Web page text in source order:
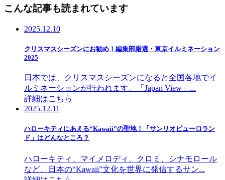
こんな記事も読まれています
2025.12.10
クリスマスシーズンにお勧め！編集部厳選・東京イルミネーション
2025
日本では、クリスマスシーズンになると全国各地でイ
ルミネーションが行われます。「Japan View」...
詳細はこちら
2025.12.11
ハローキティにあえる“Kawaii”の聖地！「サンリオピューロラン
ド」はどんなところ？
ハローキティ、マイメロディ、クロミ、シナモロール
など、日本の“Kawaii”文化を世界に発信するサン...